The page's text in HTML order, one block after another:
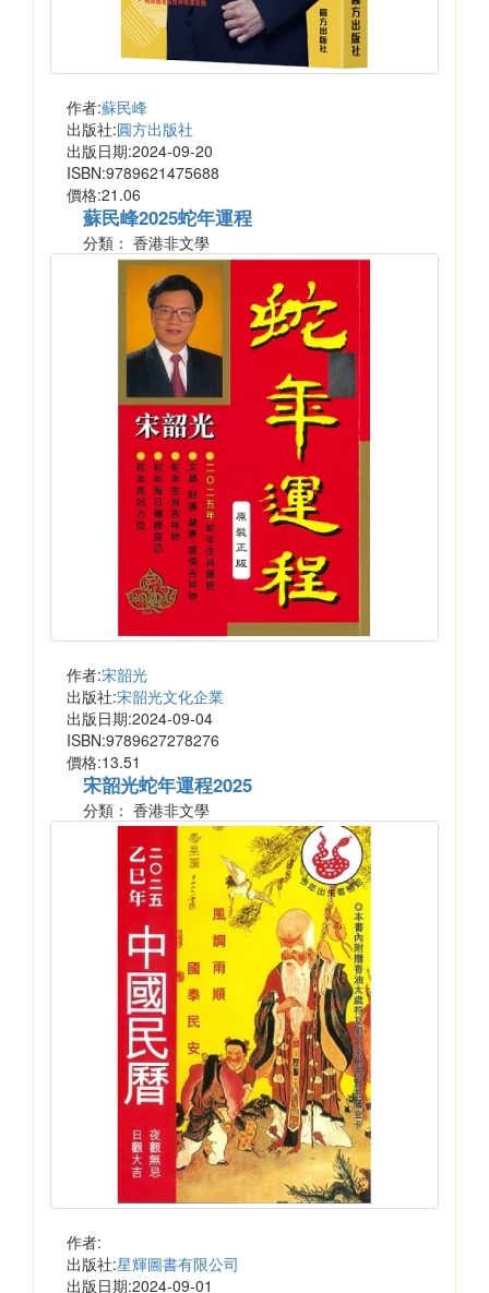
作者:蘇民峰
出版社:圓方出版社
出版日期:2024-09-20
ISBN:9789621475688
價格:21.06
蘇民峰2025蛇年運程
分類： 香港非文學
作者:宋韶光
出版社:宋韶光文化企業
出版日期:2024-09-04
ISBN:9789627278276
價格:13.51
宋韶光蛇年運程2025
分類： 香港非文學
作者:
出版社:星輝圖書有限公司
出版日期:2024-09-01